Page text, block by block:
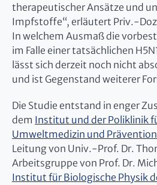
therapeutischer Ansätze und
Impfstoffe“, erläutert Priv.-
In welchem Ausmaß die
im Falle einer tatsächlichen
lässt sich derzeit noch nicht
und ist Gegenstand weiterer
Die Studie entstand in enger
dem Institut und der Poliklinik
Umweltmedizin und
Leitung von Univ.-Prof. Dr.
Arbeitsgruppe von Prof. Dr.
Institut für Biologische Physik